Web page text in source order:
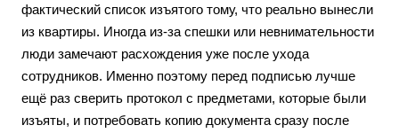
фактический список изъятого тому, что реально вынесли
из квартиры. Иногда из-за спешки или невнимательности
люди замечают расхождения уже после ухода
сотрудников. Именно поэтому перед подписью лучше
ещё раз сверить протокол с предметами, которые были
изъяты, и потребовать копию документа сразу после